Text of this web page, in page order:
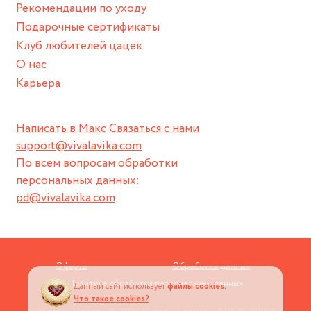
пока не носите украшение на себе.
Написать в МаксСвязаться с нами
support@vivalavika.com
По всем вопросам обработки
персональных данных:
pd@vivalavika.com
Рекомендации по уходу
Подарочные сертификаты
Клуб любителей цацек
О нас
Карьера
Оферта
Обработка данных
Политика обработки персональных данных
Данный сайт используетфайлы cookies.
Что такое cookies?